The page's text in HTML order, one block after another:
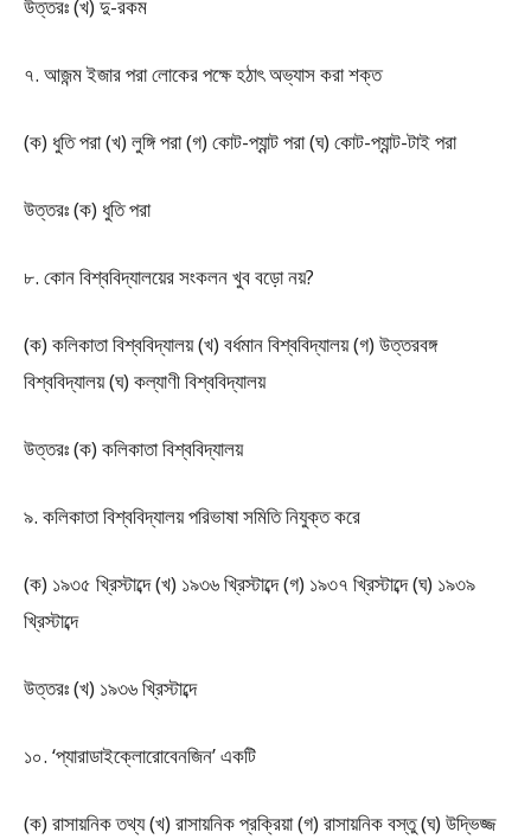
উত্তরঃ (খ) দু-রকম
৭. আজন্ম ইজার পরা লোকের পক্ষে হঠাৎ অভ্যাস করা শক্ত
(ক) ধুতি পরা (খ) লুঙ্গি পরা (গ) কোট-প্যান্ট পরা (ঘ) কোট-প্যান্ট-টাই পরা
উত্তরঃ (ক) ধুতি পরা
৮. কোন বিশ্ববিদ্যালয়ের সংকলন খুব বড়ো নয়?
(ক) কলিকাতা বিশ্ববিদ্যালয় (খ) বর্ধমান বিশ্ববিদ্যালয় (গ) উত্তরবঙ্গ
বিশ্ববিদ্যালয় (ঘ) কল্যাণী বিশ্ববিদ্যালয়
উত্তরঃ (ক) কলিকাতা বিশ্ববিদ্যালয়
৯. কলিকাতা বিশ্ববিদ্যালয় পরিভাষা সমিতি নিযুক্ত করে
(ক) ১৯৩৫ খ্রিস্টাব্দে (খ) ১৯৩৬ খ্রিস্টাব্দে (গ) ১৯৩৭ খ্রিস্টাব্দে (ঘ) ১৯৩৯
খ্রিস্টাব্দে
উত্তরঃ (খ) ১৯৩৬ খ্রিস্টাব্দে
১০. ‘প্যারাডাইক্লোরোবেনজিন’ একটি
(ক) রাসায়নিক তথ্য (খ) রাসায়নিক প্রক্রিয়া (গ) রাসায়নিক বস্তু (ঘ) উদ্ভিজ্জ